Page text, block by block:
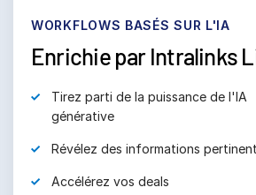
繁體中文
Français
Deutsch
日本語
Português
Español
WORKFLOWS BASÉS SUR L'IA
Enrichie par Intralinks
Tirez parti de la puissance de l'IA
générative
Révélez des informations
Accélérez vos deals